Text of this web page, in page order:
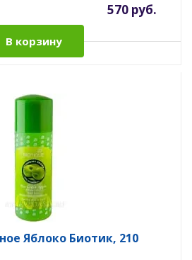
570 руб.
В корзину
Яблоко Биотик, 210